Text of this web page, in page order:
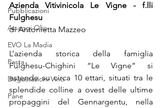
Pubblicazioni
Assaggi Olio
EVO La Madia
Pasta
Degustazioni Vino
Pane
Azienda Vitivinicola Le Vigne - f.lli
Fulghesu
di Antonietta Mazzeo
L’azienda storica della famiglia
Fulghesu-Chighini “Le Vigne” si
estende su circa 10 ettari, situati tra le
splendide colline a ovest delle ultime
propaggini del Gennargentu, nella